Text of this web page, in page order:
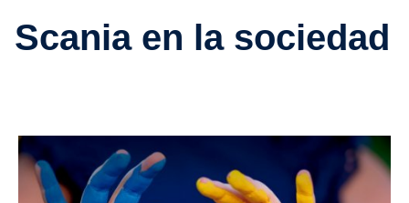
Scania en la sociedad